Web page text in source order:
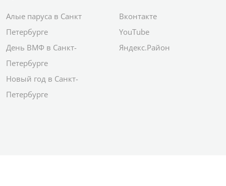
Алые паруса в Санкт
Петербурге
День ВМФ в Санкт-
Петербурге
Новый год в Санкт-
Петербурге
Вконтакте
YouTube
Яндекс.Район